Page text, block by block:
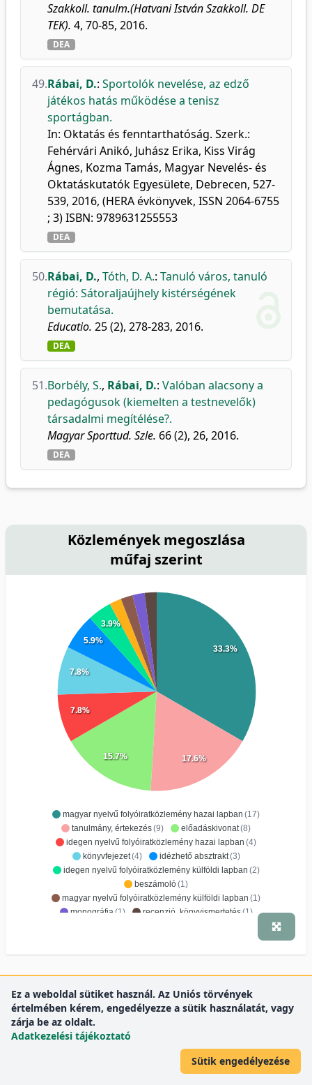
Szakkoll. tanulm.(Hatvani István Szakkoll. DE
TEK). 4, 70-85, 2016.
DEA
49.Rábai, D.: Sportolók nevelése, az edző
játékos hatás működése a tenisz
sportágban.
In: Oktatás és fenntarthatóság. Szerk.:
Fehérvári Anikó, Juhász Erika, Kiss Virág
Ágnes, Kozma Tamás, Magyar Nevelés- és
Oktatáskutatók Egyesülete, Debrecen, 527-
539, 2016, (HERA évkönyvek, ISSN 2064-6755
; 3) ISBN: 9789631255553
DEA
50.Rábai, D., Tóth, D. A.: Tanuló város, tanuló
régió: Sátoraljaújhely kistérségének
bemutatása.
Educatio. 25 (2), 278-283, 2016.
DEA
51.Borbély, S., Rábai, D.: Valóban alacsony a
pedagógusok (kiemelten a testnevelők)
társadalmi megítélése?.
Magyar Sporttud. Szle. 66 (2), 26, 2016.
DEA
Közlemények megoszlása
műfaj szerint
magyar nyelvű folyóiratközlemény hazai lapban (17)
tanulmány, értekezés(9) előadáskivonat(8)
idegen nyelvű folyóiratközlemény hazai lapban (4)
könyvfejezet(4) idézhető absztrakt(3)
idegen nyelvű folyóiratközlemény külföldi lapban (2)
beszámoló(1)
magyar nyelvű folyóiratközlemény külföldi lapban (1)
monográfia (1) recenzió, könyvismertetés(1)
33.3%
17.6%
15.7%
7.8%
7.8%
5.9%
3.9%
Közlemények megoszlása
évszám szerint
Ez a weboldal sütiket használ. Az Uniós törvények
értelmében kérem, engedélyezze a sütik használatát, vagy
zárja be az oldalt.
Adatkezelési tájékoztató
Sütik engedélyezése